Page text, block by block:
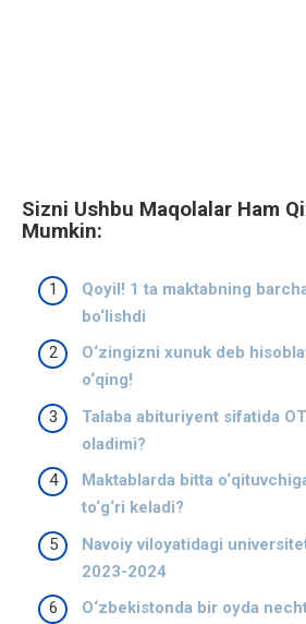
Sizni Ushbu Maqolalar Ham
Mumkin:
Qoyil! 1 ta maktabning
bo‘lishdi
O‘zingizni xunuk deb
o‘qing!
Talaba abituriyent sifatida
oladimi?
Maktablarda bitta
to‘g‘ri keladi?
Navoiy viloyatidagi
2023-2024
O‘zbekistonda bir oyda